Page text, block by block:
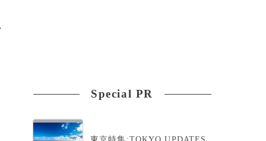
Special PR
東京特集:TOKYO UPDATES